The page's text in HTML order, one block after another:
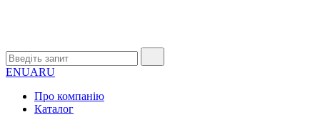
ENUARU
Про компанію
Каталог